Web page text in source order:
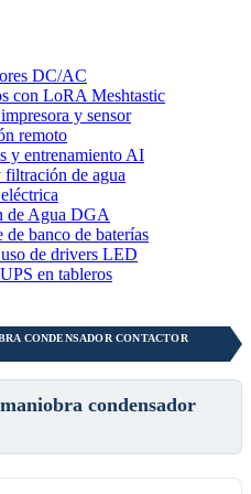
DC/AC
con LoRA Meshtastic
y sensor
remoto
y entrenamiento AI
de agua
de Agua DGA
banco de baterías
de drivers LED
en tableros
CONDENSADOR CONTACTOR
condensador